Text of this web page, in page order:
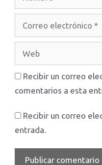
electrónico
Recibir un correo
comentarios a esta
Recibir un correo
entrada.